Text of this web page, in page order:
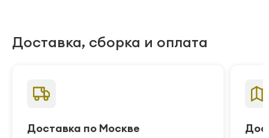
Доставка, сборка и оплата
Доставка по Москве